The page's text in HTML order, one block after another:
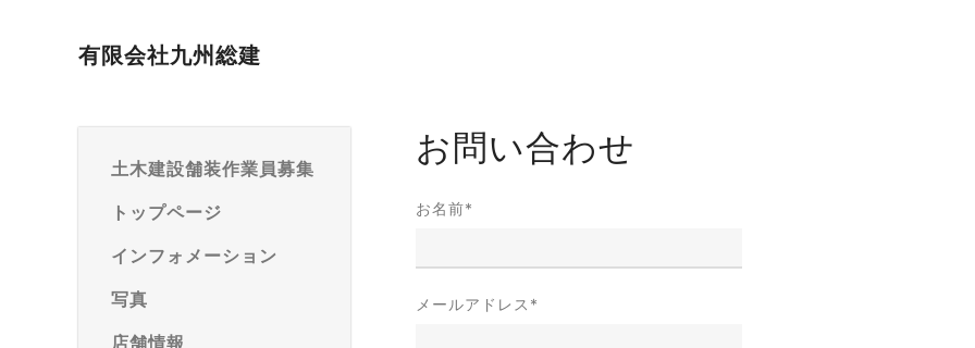
有限会社九州総建
土木建設舗装作業員募集
トップページ
インフォメーション
写真
店舗情報
お問い合わせ
お名前*
メールアドレス *